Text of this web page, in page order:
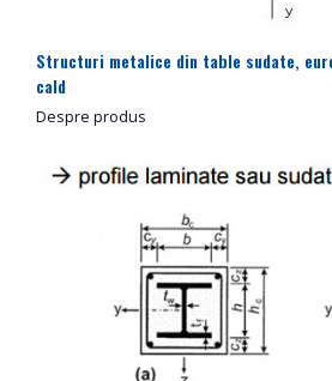
Structuri metalice din table sudate,
cald
Despre produs